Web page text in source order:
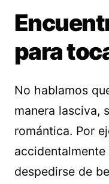
para
No hablamos
manera lasciva,
romántica. Por
despedirse de